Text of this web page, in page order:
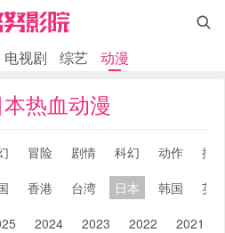

电视剧 综艺 动漫
热血动漫
冒险 剧情 科幻 动作
搞
香港 台湾 日本 韩国
英
2024 2023 2022 2021